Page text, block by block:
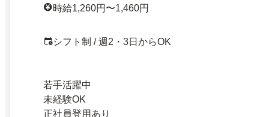
時給1,260円〜1,460円
シフト制 / 週2・3日からOK
若手活躍中
未経験OK
正社員登用あり